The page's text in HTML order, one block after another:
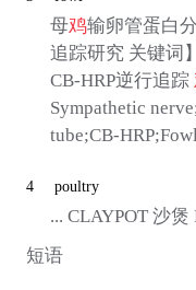
母鸡输卵管蛋白
追踪研究 关键词
CB-HRP逆行追踪
Sympathetic
tube;CB-HRP;Fowl
4 poultry
... CLAYPOT 沙煲
短语